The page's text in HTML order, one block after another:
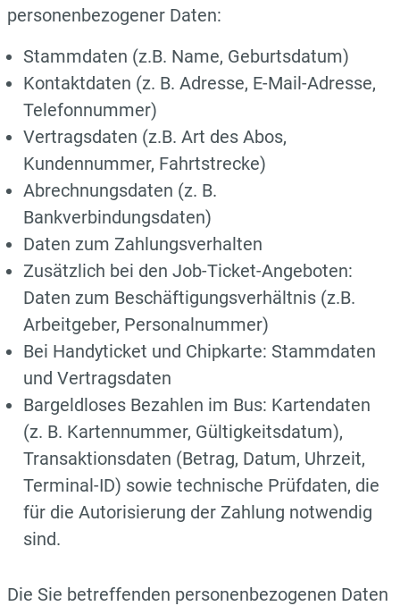
personenbezogener Daten:
Stammdaten (z.B. Name, Geburtsdatum)
Kontaktdaten (z. B. Adresse, E-Mail-Adresse,
Telefonnummer)
Vertragsdaten (z.B. Art des Abos,
Kundennummer, Fahrtstrecke)
Abrechnungsdaten (z. B.
Bankverbindungsdaten)
Daten zum Zahlungsverhalten
Zusätzlich bei den Job-Ticket-Angeboten:
Daten zum Beschäftigungsverhältnis (z.B.
Arbeitgeber, Personalnummer)
Bei Handyticket und Chipkarte: Stammdaten
und Vertragsdaten
Bargeldloses Bezahlen im Bus: Kartendaten
(z. B. Kartennummer, Gültigkeitsdatum),
Transaktionsdaten (Betrag, Datum, Uhrzeit,
Terminal-ID) sowie technische Prüfdaten, die
für die Autorisierung der Zahlung notwendig
sind.
Die Sie betreffenden personenbezogenen Daten